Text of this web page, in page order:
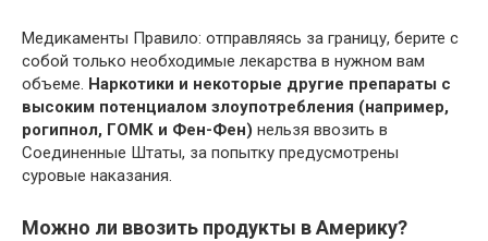
Медикаменты Правило: отправляясь за границу, берите с
собой только необходимые лекарства в нужном вам
объеме. Наркотики и некоторые другие препараты с
высоким потенциалом злоупотребления (например,
рогипнол, ГОМК и Фен-Фен) нельзя ввозить в
Соединенные Штаты, за попытку предусмотрены
суровые наказания.
Можно ли ввозить продукты в Америку?